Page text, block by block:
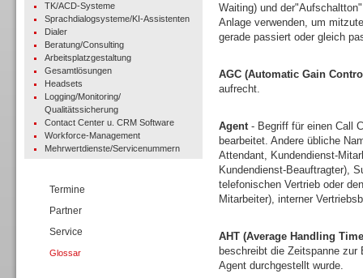
TK/ACD-Systeme
Sprachdialogsysteme/KI-Assistenten
Dialer
Beratung/Consulting
Arbeitsplatzgestaltung
Gesamtlösungen
Headsets
Logging/Monitoring/
Qualitätssicherung
Contact Center u. CRM Software
Workforce-Management
Mehrwertdienste/Servicenummern
Termine
Partner
Service
Glossar
Waiting) und
Anlage verwenden, um
gerade passiert oder gleich
AGC (Automatic Gain
aufrecht.
Agent- Begriff für einen Call
bearbeitet. Andere übliche
Attendant, Kundendienst-
Kundendienst-Beauftragter),
telefonischen Vertrieb oder
Mitarbeiter), interner
AHT (Average Handling
beschreibt die Zeitspanne
Agent durchgestellt wurde.